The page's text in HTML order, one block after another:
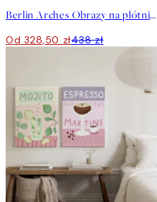
Berlin Arches Obrazy na płótnie Duo
Od 328,50 zł438 zł